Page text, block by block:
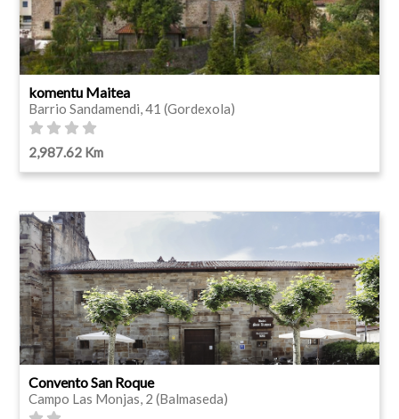
komentu Maitea
Barrio Sandamendi, 41 (Gordexola)
2,987.62 Km
Convento San Roque
Campo Las Monjas, 2 (Balmaseda)